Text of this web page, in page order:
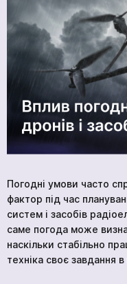
ПРО
МЕРЧ
Погодні умови часто
фактор під час
систем і засобів
саме погода може
наскільки стабільно
техніка своє завдання